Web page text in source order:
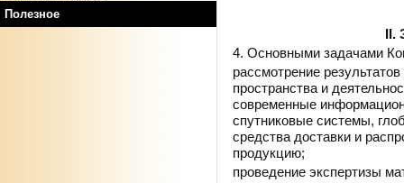
Полезное
II.
4. Основными задачами
рассмотрение
пространства и
современные
спутниковые системы,
средства доставки и
продукцию;
проведение экспертизы